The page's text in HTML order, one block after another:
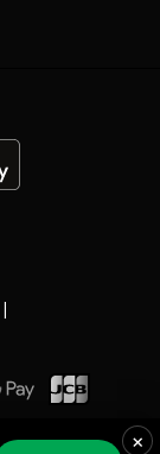
×